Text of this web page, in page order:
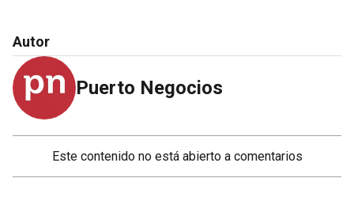
Autor
Puerto Negocios
Este contenido no está abierto a comentarios